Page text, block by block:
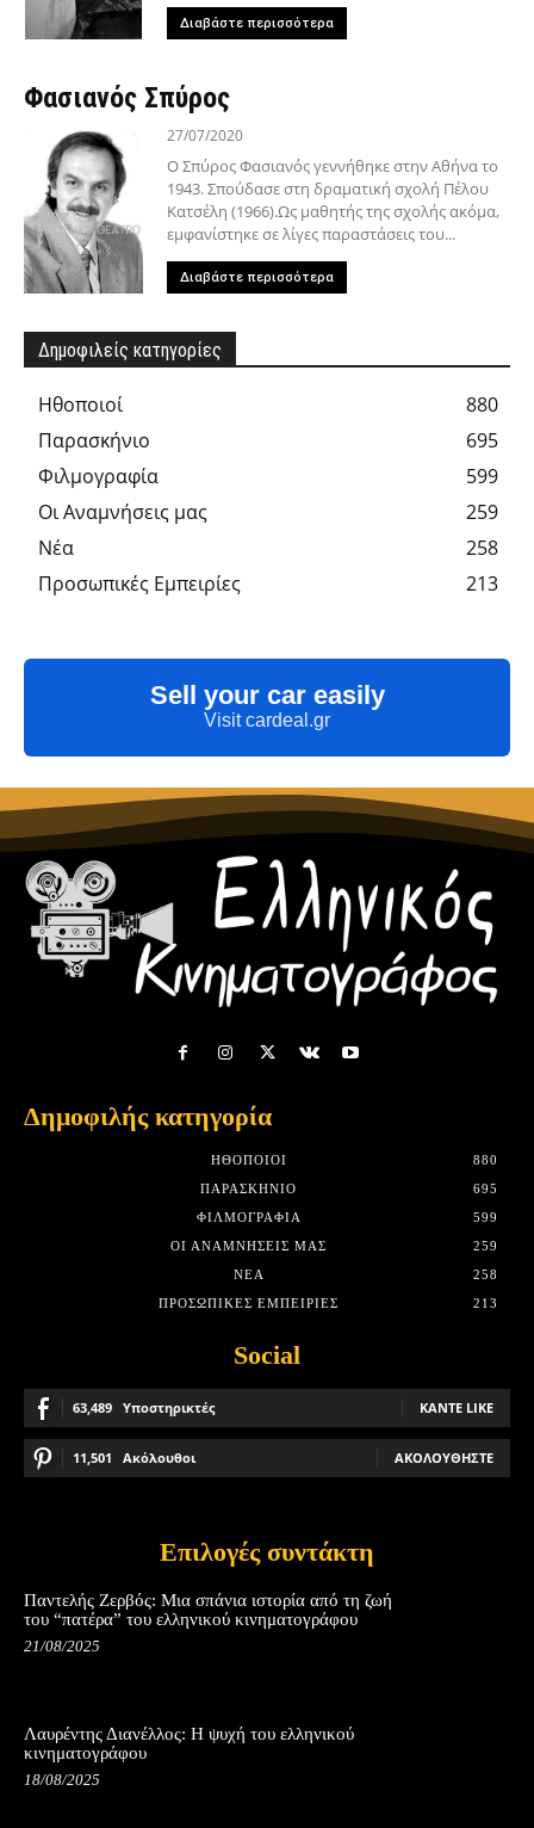
Διαβάστε περισσότερα
Φασιανός Σπύρος
27/07/2020
Ο Σπύρος Φασιανός γεννήθηκε στην Αθήνα το
1943. Σπούδασε στη δραματική σχολή Πέλου
Κατσέλη (1966).Ως μαθητής της σχολής ακόμα,
εμφανίστηκε σε λίγες παραστάσεις του...
Διαβάστε περισσότερα
Δημοφιλείς κατηγορίες
Hθοποιοί
880
Παρασκήνιο
695
Φιλμογραφία
599
Οι Αναμνήσεις μας
259
Νέα
258
Προσωπικές Εμπειρίες
213
Sell your car easily
Visit cardeal.gr
Δημοφιλής κατηγορία
HΘΟΠΟΙΟΊ
880
ΠΑΡΑΣΚΉΝΙΟ
695
ΦΙΛΜΟΓΡΑΦΊΑ
599
ΟΙ ΑΝΑΜΝΉΣΕΙΣ ΜΑΣ
259
ΝΈΑ
258
ΠΡΟΣΩΠΙΚΈΣ ΕΜΠΕΙΡΊΕΣ
213
Social
63,489 Υποστηρικτές ΚΆΝΤΕ LIKE
11,501 Ακόλουθοι ΑΚΟΛΟΥΘΉΣΤΕ
Επιλογές συντάκτη
Παντελής Ζερβός: Μια σπάνια ιστορία από τη ζωή
του “πατέρα” του ελληνικού κινηματογράφου
21/08/2025
Λαυρέντης Διανέλλος: Η ψυχή του ελληνικού
κινηματογράφου
18/08/2025